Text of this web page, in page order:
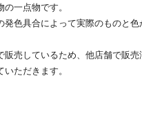
の一点物です。
発色具合によって実際のものと
販売しているため、他店舗で販
ただきます。